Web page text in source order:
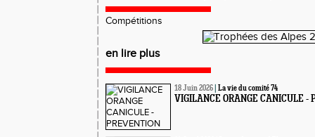
Compétitions
en lire plus
18 Juin 2026 La vie du comité 74
VIGILANCE ORANGE CANICULE -